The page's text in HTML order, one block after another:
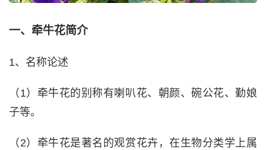
一、牵牛花简介
1、名称论述
（1）牵牛花的别称有喇叭花、朝颜、碗公花、勤娘
子等。
（2）牵牛花是著名的观赏花卉，在生物分类学上属